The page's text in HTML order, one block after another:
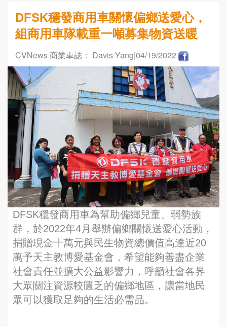
DFSK穩發商用車關懷偏鄉送愛心，
組商用車隊載重一噸募集物資送暖
CVNews 商業車誌： Davis Yang|04/19/2022
DFSK穩發商用車為幫助偏鄉兒童、弱勢族
群，於2022年4月舉辦偏鄉關懷送愛心活動，
捐贈現金十萬元與民生物資總價值高達近20
萬予天主教博愛基金會，希望能夠善盡企業
社會責任並擴大公益影響力，呼籲社會各界
大眾關注資源較匱乏的偏鄉地區，讓當地民
眾可以獲取足夠的生活必需品。